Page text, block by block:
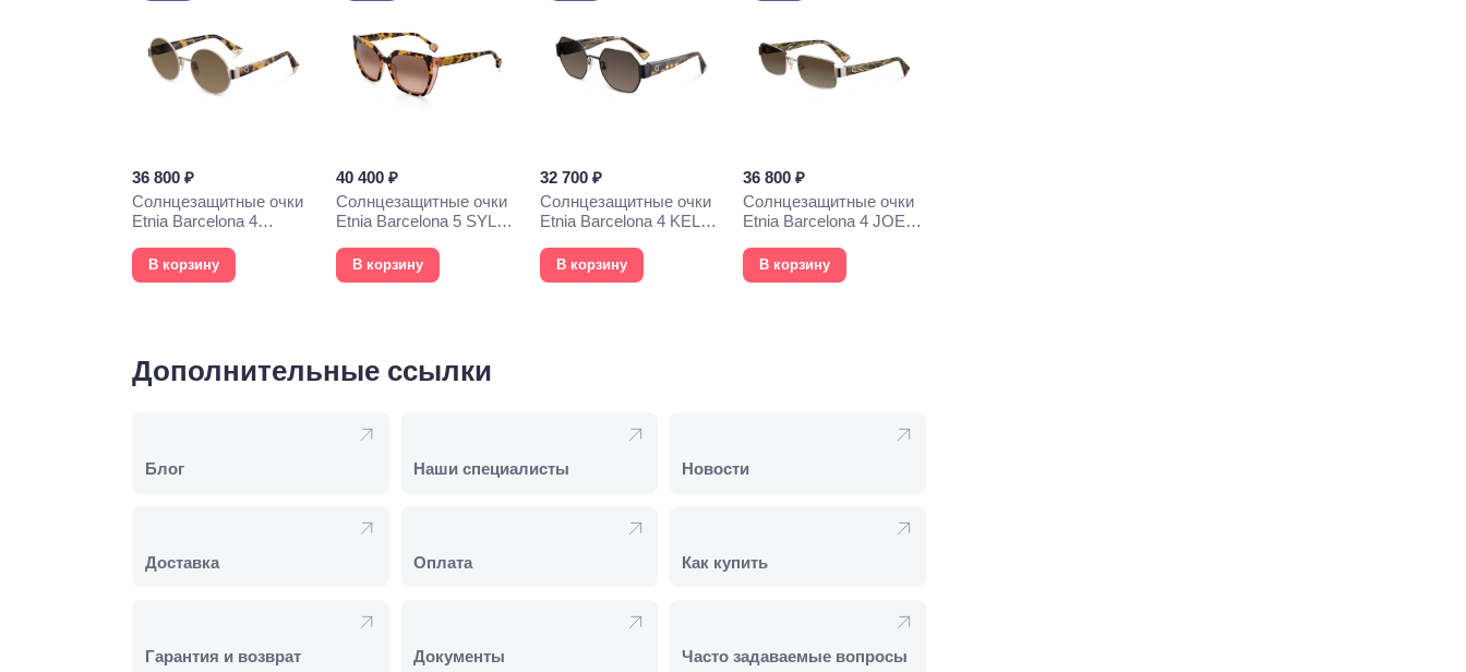
36 800 ₽
Солнцезащитные очки
Etnia Barcelona 4
В корзину
40 400 ₽
Солнцезащитные очки
Etnia Barcelona 5 SYLYS
В корзину
32 700 ₽
Солнцезащитные очки
Etnia Barcelona 4 KELLY
В корзину
36 800 ₽
Солнцезащитные очки
Etnia Barcelona 4 JOEY
В корзину
Дополнительные ссылки
Блог Наши специалисты Новости
Доставка Оплата Как купить
Гарантия и возврат Документы Часто задаваемые вопросы